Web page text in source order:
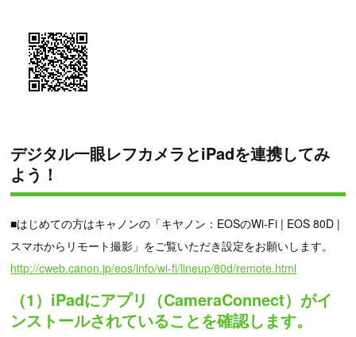
デジタル一眼レフカメラとiPadを連携してみ
よう！
■はじめての方はキャノンの「キヤノン：EOSのWi-Fi | EOS 80D |
スマホからリモート撮影」をご覧いただき設定をお願いします。
http://cweb.canon.jp/eos/info/wi-fi/lineup/80d/remote.html
（1）iPadにアプリ（CameraConnect）がイ
ンストールされていることを確認します。